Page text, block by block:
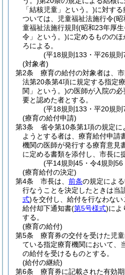
「結核児童」という。)に対する
ついては、児童福祉法施行令(昭
童福祉法施行規則 (昭和23年厚
令」という。)に定めるもののほ
ろによる。
(平18規則133・平26規則
(対象者)
第2条
療育の給付の対象者は、
法第20条第4項に規定する指定
関」という。)の医師が入院の
要と認めた者とする。
(平18規則133・平20規則
(療育の給付申請)
第3条
省令第10条第1項の規定に
ようとする者は、療育給付申請
機関の医師が発行する療育意見
に定める書類を添付し、市長に
(平14規則45・令4規則56
(療育給付の決定)
第4条
市長は、 前条の規定によ
行なうことを決定したときは当
式)を交付し、給付を行なわな
給付却下通知書(第5号様式)によ
する。
(療育の給付)
第5条
療育券の交付を受けた児
ている指定療育機関において、
の給付を受けるものとする。
(給付の継続)
第6条
療育券に記載された有効